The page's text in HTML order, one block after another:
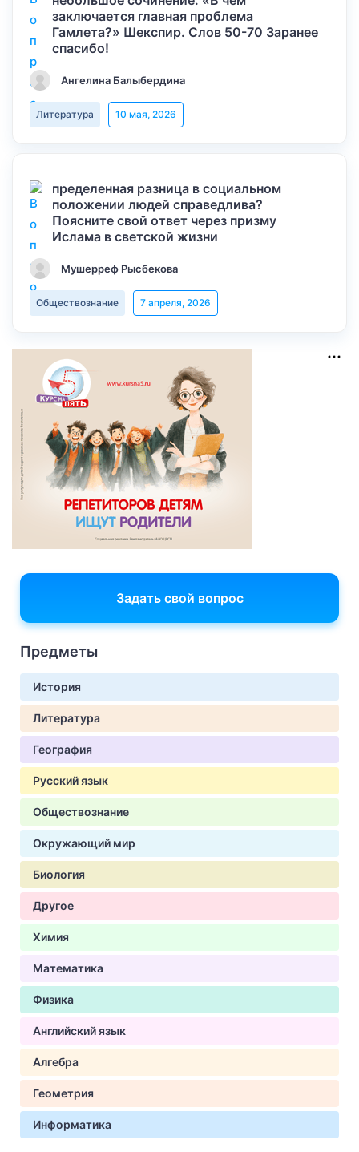
заключается главная проблема
Гамлета?» Шекспир. Слов 50-70 Заранее
спасибо!
Ангелина Балыбердина
Литература 10 мая, 2026
пределенная разница в социальном
положении людей справедлива?
Поясните свой ответ через призму
Ислама в светской жизни
Мушерреф Рысбекова
Обществознание 7 апреля, 2026
Задать свой вопрос
Предметы
История
Литература
География
Русский язык
Обществознание
Окружающий мир
Биология
Другое
Химия
Математика
Физика
Английский язык
Алгебра
Геометрия
Информатика